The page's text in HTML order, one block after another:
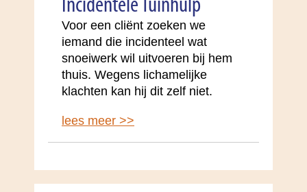
Incidentele Tuinhulp
Voor een cliënt zoeken we
iemand die incidenteel wat
snoeiwerk wil uitvoeren bij hem
thuis. Wegens lichamelijke
klachten kan hij dit zelf niet.
lees meer >>